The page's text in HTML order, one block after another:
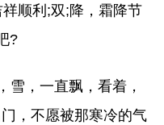
顺利;双;降，霜降节
?
雪，一直飘，看着，
，不愿被那寒冷的气